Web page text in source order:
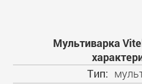
Мультиварка
Тип: